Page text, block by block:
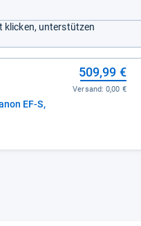
klicken, unterstützen
EF-S,
509,99 €
Versand:0,00 €